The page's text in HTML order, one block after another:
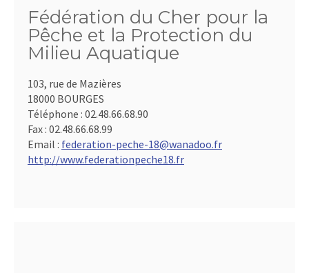
Fédération du Cher pour la
Pêche et la Protection du
Milieu Aquatique
103, rue de Mazières
18000 BOURGES
Téléphone : 02.48.66.68.90
Fax : 02.48.66.68.99
Email : federation-peche-18@wanadoo.fr
http://www.federationpeche18.fr